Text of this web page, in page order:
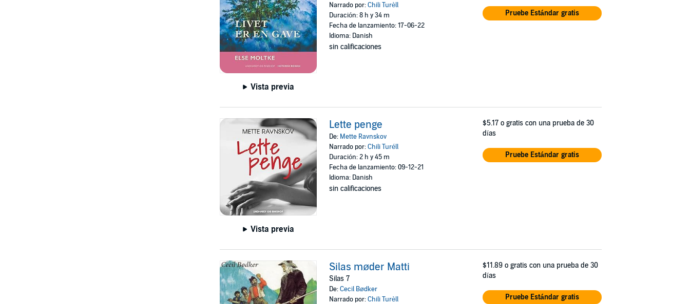
Vista previa
Narrado por:Chili Turèll
Duración: 8 h y 34 m
Fecha de lanzamiento: 17-06-22
Idioma: Danish
sin calificaciones
Pruebe Estándar gratis
Vista previa
Lette penge
De: Mette Ravnskov
Narrado por:Chili Turéll
Duración: 2 h y 45 m
Fecha de lanzamiento: 09-12-21
Idioma: Danish
sin calificaciones
$5.17 o gratis con una prueba de 30
días
Pruebe Estándar gratis
Silas møder Matti
Silas 7
De:Cecil Bødker
Narrado por:Chili Turèll
$11.89 o gratis con una prueba de 30
días
Pruebe Estándar gratis